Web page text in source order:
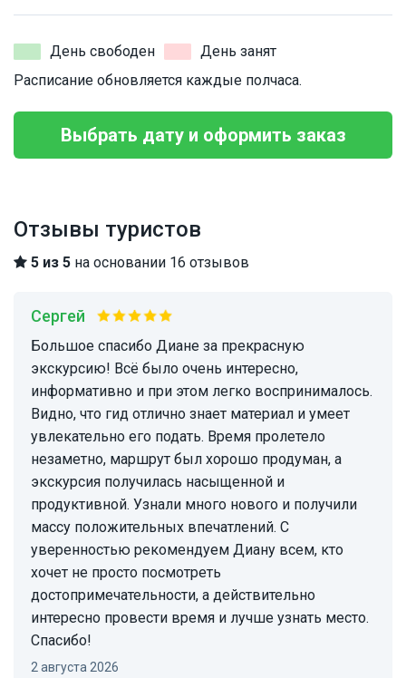
День свободен
День занят
Расписание обновляется каждые полчаса.
Выбрать дату и оформить заказ
Отзывы туристов
5 из 5 на основании 16 отзывов
Сергей
Большое спасибо Диане за прекрасную
экскурсию! Всё было очень интересно,
информативно и при этом легко воспринималось.
Видно, что гид отлично знает материал и умеет
увлекательно его подать. Время пролетело
незаметно, маршрут был хорошо продуман, а
экскурсия получилась насыщенной и
продуктивной. Узнали много нового и получили
массу положительных впечатлений. С
уверенностью рекомендуем Диану всем, кто
хочет не просто посмотреть
достопримечательности, а действительно
интересно провести время и лучше узнать место.
Спасибо!
2 августа 2026